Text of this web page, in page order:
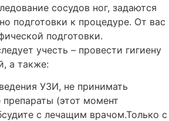
сосудов ног, задаются
подготовки к процедуре. От вас
подготовки.
учесть – провести гигиену
а также:
УЗИ, не принимать
препараты (этот момент
с лечащим врачом.Только с